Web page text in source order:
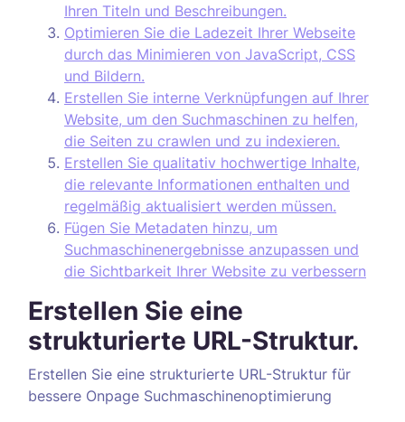
Ihren Titeln und Beschreibungen.
Optimieren Sie die Ladezeit Ihrer Webseite
durch das Minimieren von JavaScript, CSS
und Bildern.
Erstellen Sie interne Verknüpfungen auf Ihrer
Website, um den Suchmaschinen zu helfen,
die Seiten zu crawlen und zu indexieren.
Erstellen Sie qualitativ hochwertige Inhalte,
die relevante Informationen enthalten und
regelmäßig aktualisiert werden müssen.
Fügen Sie Metadaten hinzu, um
Suchmaschinenergebnisse anzupassen und
die Sichtbarkeit Ihrer Website zu verbessern
Erstellen Sie eine
strukturierte URL-Struktur.
Erstellen Sie eine strukturierte URL-Struktur für
bessere Onpage Suchmaschinenoptimierung